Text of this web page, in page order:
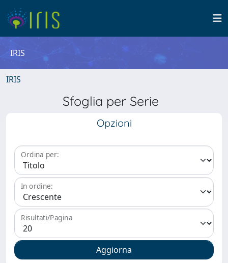
IRIS
IRIS
Sfoglia per Serie
Opzioni
Ordina per:
In ordine:
Risultati/Pagina